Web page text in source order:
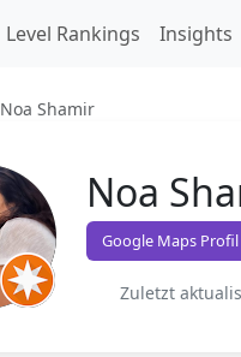
Level Rankings Insights
Noa Shamir
Noa
Google Maps Profil
Zuletzt